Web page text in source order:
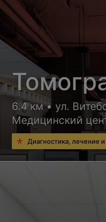
6.4 км • ул.
Медицинский
Диагностика, лечение